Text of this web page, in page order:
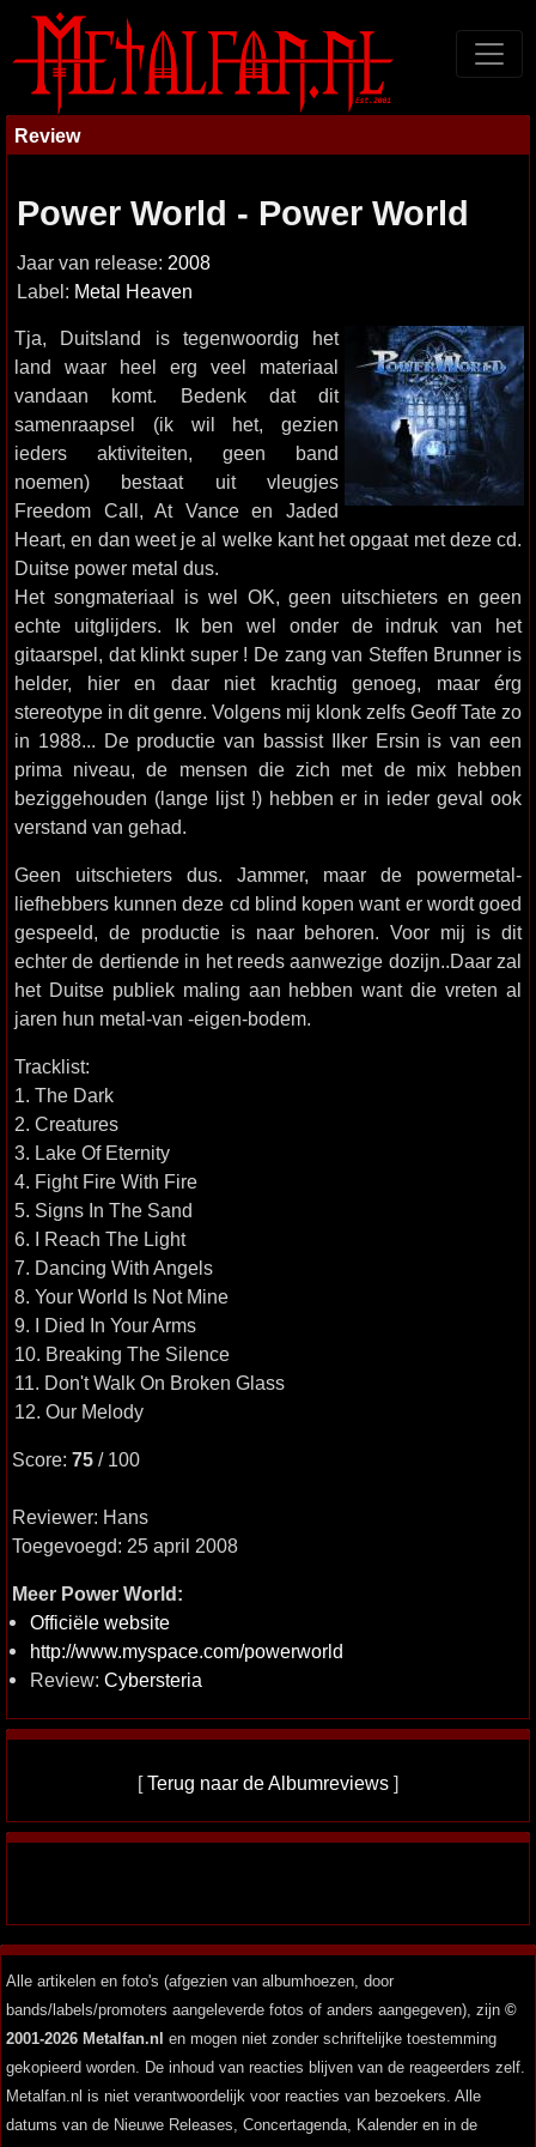
Review
Power World - Power World
Jaar van release: 2008
Label: Metal Heaven
Tja, Duitsland is tegenwoordig het
land waar heel erg veel materiaal
vandaan komt. Bedenk dat dit
samenraapsel (ik wil het, gezien
ieders aktiviteiten, geen band
noemen) bestaat uit vleugjes
Freedom Call, At Vance en Jaded
Heart, en dan weet je al welke kant het opgaat met deze cd.
Duitse power metal dus.
Het songmateriaal is wel OK, geen uitschieters en geen
echte uitglijders. Ik ben wel onder de indruk van het
gitaarspel, dat klinkt super ! De zang van Steffen Brunner is
helder, hier en daar niet krachtig genoeg, maar érg
stereotype in dit genre. Volgens mij klonk zelfs Geoff Tate zo
in 1988... De productie van bassist Ilker Ersin is van een
prima niveau, de mensen die zich met de mix hebben
beziggehouden (lange lijst !) hebben er in ieder geval ook
verstand van gehad.
Geen uitschieters dus. Jammer, maar de powermetal-
liefhebbers kunnen deze cd blind kopen want er wordt goed
gespeeld, de productie is naar behoren. Voor mij is dit
echter de dertiende in het reeds aanwezige dozijn..Daar zal
het Duitse publiek maling aan hebben want die vreten al
jaren hun metal-van -eigen-bodem.
Tracklist:
1. The Dark
2. Creatures
3. Lake Of Eternity
4. Fight Fire With Fire
5. Signs In The Sand
6. I Reach The Light
7. Dancing With Angels
8. Your World Is Not Mine
9. I Died In Your Arms
10. Breaking The Silence
11. Don't Walk On Broken Glass
12. Our Melody
Score: 75 / 100
Reviewer: Hans
Toegevoegd: 25 april 2008
Meer Power World:
Officiële website
http://www.myspace.com/powerworld
Review: Cybersteria
[Terug naar de Albumreviews ]
Alle artikelen en foto's (afgezien van albumhoezen, door
bands/labels/promoters aangeleverde fotos of anders aangegeven), zijn ©
2001-2026 Metalfan.nl en mogen niet zonder schriftelijke toestemming
gekopieerd worden. De inhoud van reacties blijven van de reageerders zelf.
Metalfan.nl is niet verantwoordelijk voor reacties van bezoekers. Alle
datums van de Nieuwe Releases, Concertagenda, Kalender en in de